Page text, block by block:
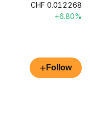
CHF 0.012268
+6.80%
+ Follow